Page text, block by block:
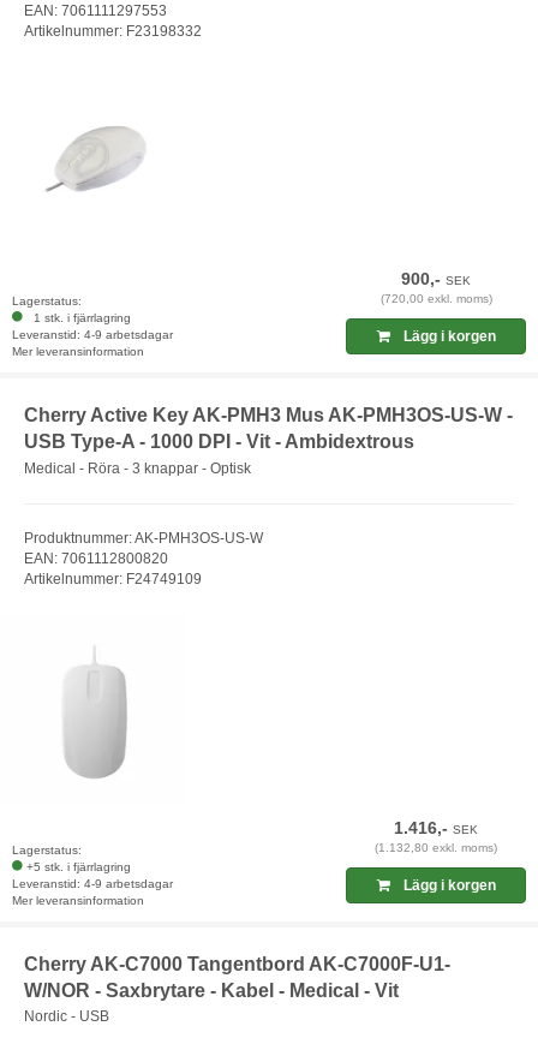
EAN: 7061111297553
Artikelnummer: F23198332
Lagerstatus:
1 stk. i fjärrlagring
Leveranstid: 4-9 arbetsdagar
Mer leveransinformation
900,-SEK
(720,00 exkl. moms)
Lägg i korgen
Cherry Active Key AK-PMH3 Mus AK-PMH3OS-US-W -
USB Type-A - 1000 DPI - Vit - Ambidextrous
Medical - Röra - 3 knappar - Optisk
Produktnummer: AK-PMH3OS-US-W
EAN: 7061112800820
Artikelnummer: F24749109
Lagerstatus:
+5 stk. i fjärrlagring
Leveranstid: 4-9 arbetsdagar
Mer leveransinformation
1.416,-SEK
(1.132,80 exkl. moms)
Lägg i korgen
Cherry AK-C7000 Tangentbord AK-C7000F-U1-
W/NOR - Saxbrytare - Kabel - Medical - Vit
Nordic - USB